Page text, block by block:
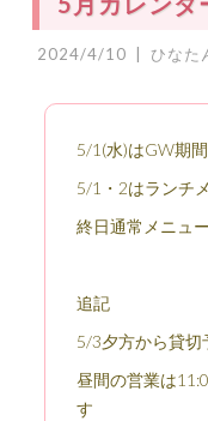
2024/4/10 ひなた
5/1(水)はGW期
5/1・2はランチ
終日通常メニュ
追記
5/3夕方から貸切
昼間の営業は
す